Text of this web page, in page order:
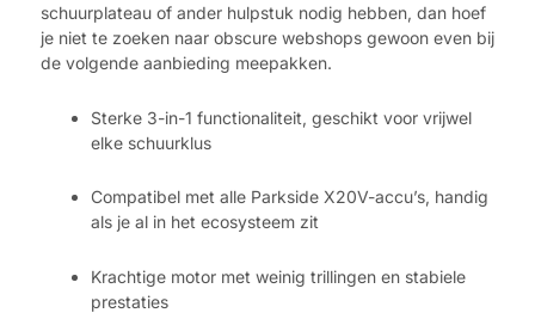
schuurplateau of ander hulpstuk nodig hebben, dan hoef
je niet te zoeken naar obscure webshops gewoon even bij
de volgende aanbieding meepakken.
Sterke 3-in-1 functionaliteit, geschikt voor vrijwel
elke schuurklus
Compatibel met alle Parkside X20V-accu’s, handig
als je al in het ecosysteem zit
Krachtige motor met weinig trillingen en stabiele
prestaties